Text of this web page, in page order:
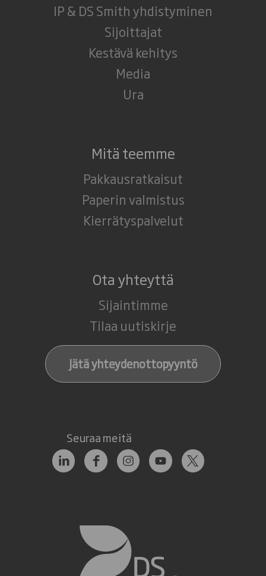
IP & DS Smith yhdistyminen
Sijoittajat
Kestävä kehitys
Media
Ura
Mitä teemme
Pakkausratkaisut
Paperin valmistus
Kierrätyspalvelut
Ota yhteyttä
Sijaintimme
Tilaa uutiskirje
Jätä yhteydenottopyyntö
Seuraa meitä